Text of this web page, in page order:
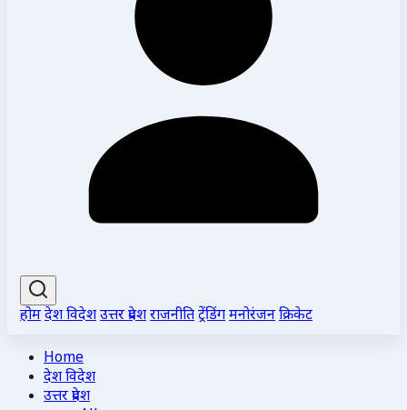
होमदेश विदेशउत्तर प्रदेशराजनीतिट्रेंडिंगमनोरंजनक्रिकेट
Home
देश विदेश
उत्तर प्रदेश